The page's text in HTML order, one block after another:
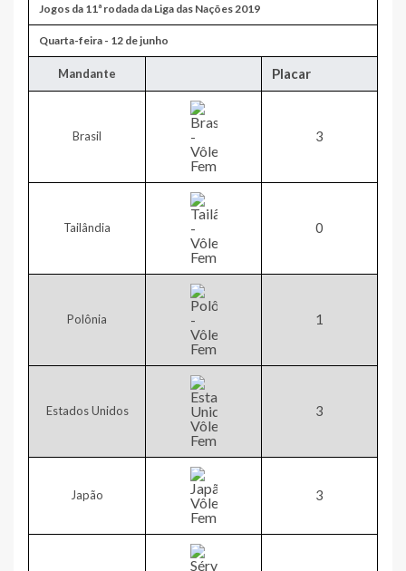
Jogos da 11ª rodada da Liga das Nações 2019
​Quarta-feira - 12 de junho
​Mandante Placar
Brasil ​3
Tailândia ​0
Polônia 1​
Estados Unidos ​3
Japão ​3